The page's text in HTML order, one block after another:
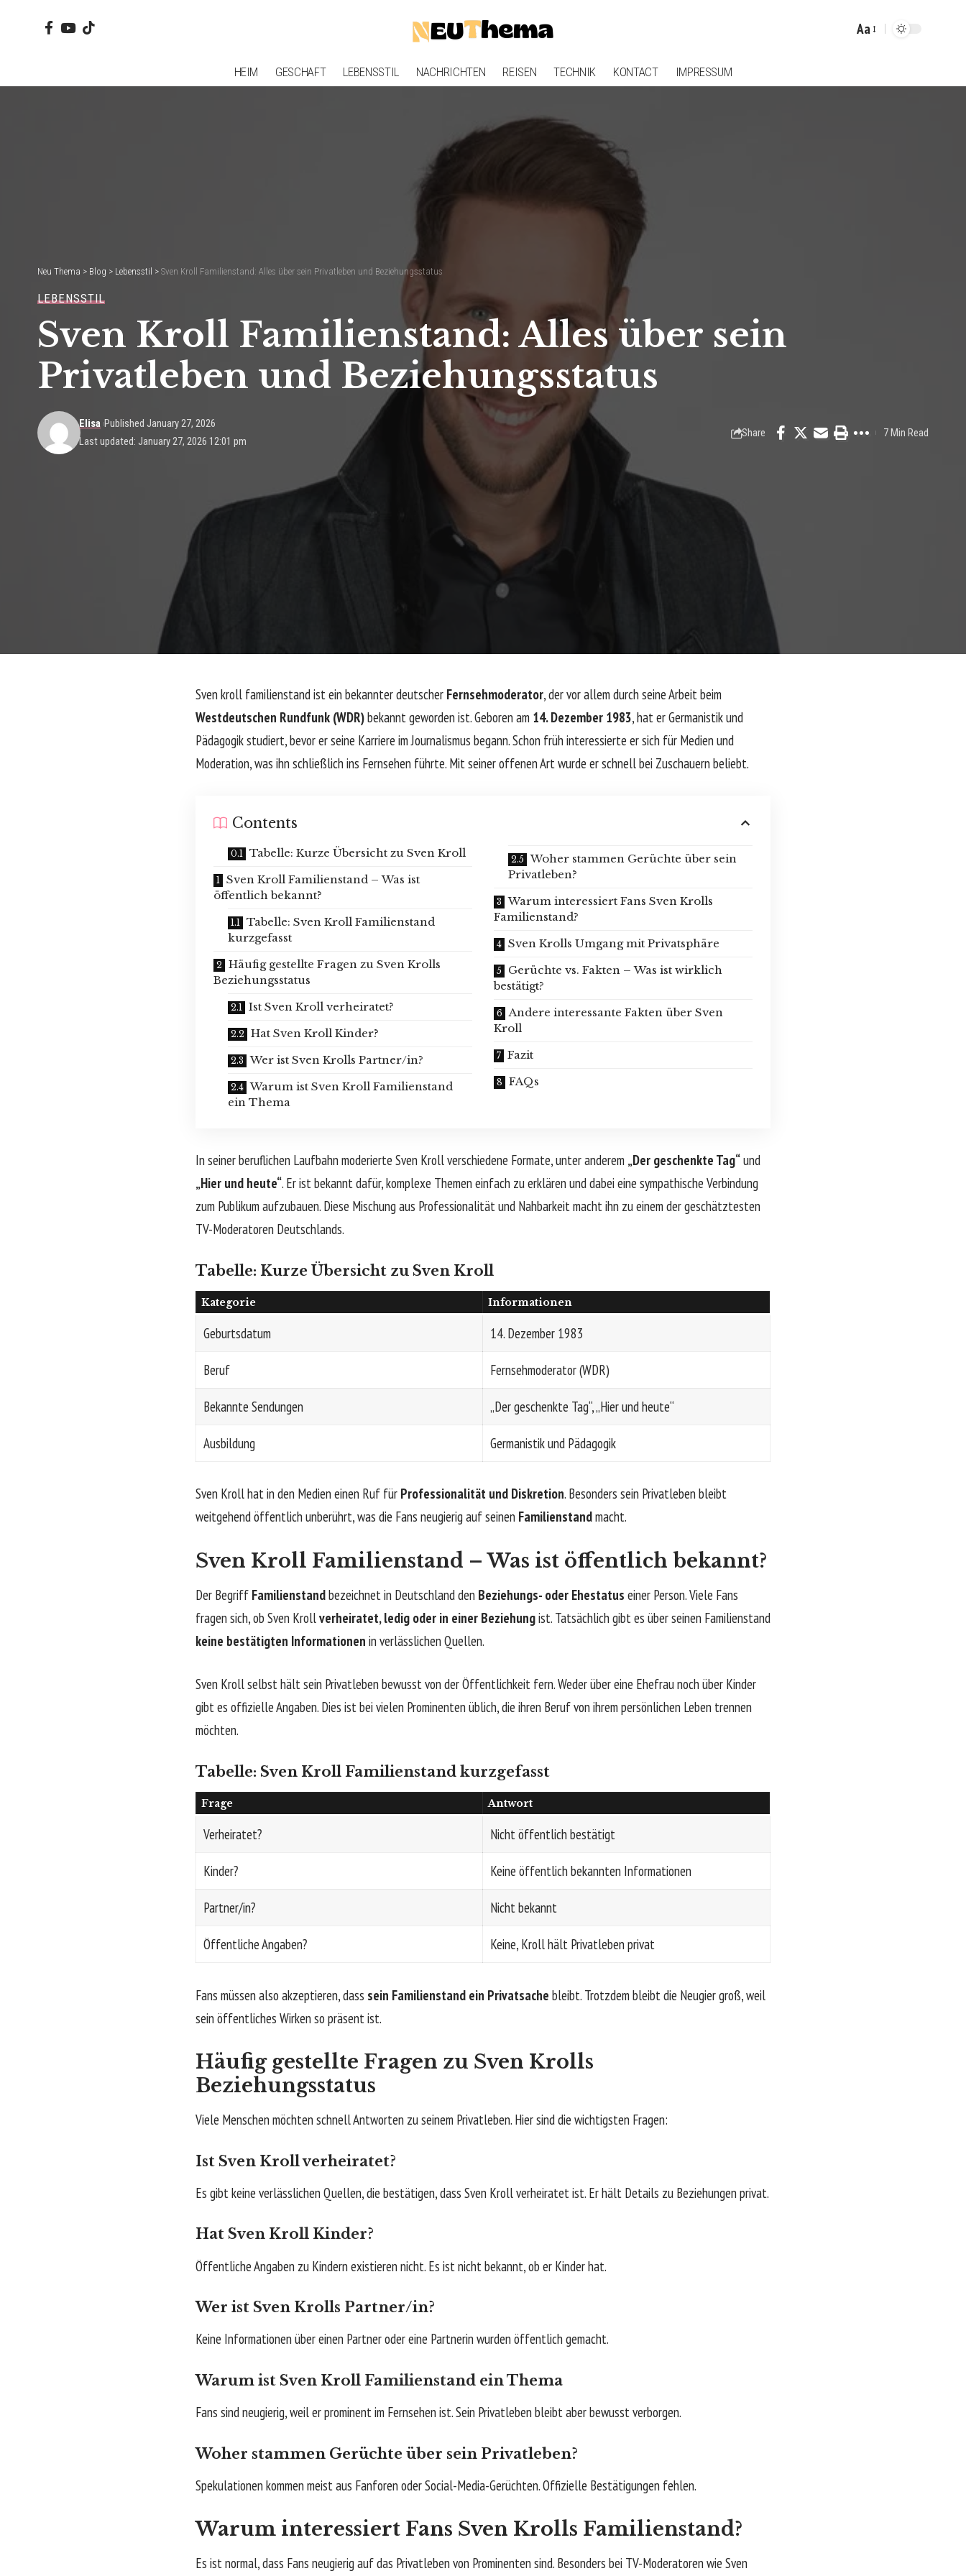
Font
Aa
HEIM GESCHAFT LEBENSSTIL NACHRICHTEN REISEN TECHNIK KONTACT IMPRESSUM
Neu Thema > Blog > Lebensstil > Sven Kroll Familienstand: Alles über sein Privatleben und Beziehungsstatus
LEBENSSTIL
Sven Kroll Familienstand: Alles über sein
Privatleben und Beziehungsstatus
Last updated: January 27, 2026 12:01 pm
Elisa Published January 27, 2026
Share 7 Min Read
Sven kroll familienstand ist ein bekannter deutscher Fernsehmoderator, der vor allem durch seine Arbeit beim
Westdeutschen Rundfunk (WDR)bekannt geworden ist. Geboren am 14. Dezember 1983, hat er Germanistik und
Pädagogik studiert, bevor er seine Karriere im Journalismus begann. Schon früh interessierte er sich für Medien und
Moderation, was ihn schließlich ins Fernsehen führte. Mit seiner offenen Art wurde er schnell bei Zuschauern beliebt.
Contents
Tabelle: Kurze Übersicht zu Sven Kroll
Sven Kroll Familienstand – Was ist
öffentlich bekannt?
Tabelle: Sven Kroll Familienstand
kurzgefasst
Häufig gestellte Fragen zu Sven Krolls
Beziehungsstatus
Ist Sven Kroll verheiratet?
Hat Sven Kroll Kinder?
Wer ist Sven Krolls Partner/in?
Warum ist Sven Kroll Familienstand
ein Thema
Woher stammen Gerüchte über sein
Privatleben?
Warum interessiert Fans Sven Krolls
Familienstand?
Sven Krolls Umgang mit Privatsphäre
Gerüchte vs. Fakten – Was ist wirklich
bestätigt?
Andere interessante Fakten über Sven
Kroll
Fazit
FAQs
In seiner beruflichen Laufbahn moderierte Sven Kroll verschiedene Formate, unter anderem „Der geschenkte Tag“und
„Hier und heute“. Er ist bekannt dafür, komplexe Themen einfach zu erklären und dabei eine sympathische Verbindung
zum Publikum aufzubauen. Diese Mischung aus Professionalität und Nahbarkeit macht ihn zu einem der geschätztesten
TV-Moderatoren Deutschlands.
Tabelle: Kurze Übersicht zu Sven Kroll
Kategorie Informationen
Geburtsdatum 14. Dezember 1983
Beruf Fernsehmoderator (WDR)
Bekannte Sendungen „Der geschenkte Tag“, „Hier und heute“
Ausbildung Germanistik und Pädagogik
Sven Kroll hat in den Medien einen Ruf für Professionalität und Diskretion. Besonders sein Privatleben bleibt
weitgehend öffentlich unberührt, was die Fans neugierig auf seinen Familienstandmacht.
Sven Kroll Familienstand – Was ist öffentlich bekannt?
Der Begriff Familienstandbezeichnet in Deutschland den Beziehungs- oder Ehestatus einer Person. Viele Fans
fragen sich, ob Sven Krollverheiratet, ledig oder in einer Beziehungist. Tatsächlich gibt es über seinen Familienstand
keine bestätigten Informationen in verlässlichen Quellen.
Sven Kroll selbst hält sein Privatleben bewusst von der Öffentlichkeit fern. Weder über eine Ehefrau noch über Kinder
gibt es offizielle Angaben. Dies ist bei vielen Prominenten üblich, die ihren Beruf von ihrem persönlichen Leben trennen
möchten.
Tabelle: Sven Kroll Familienstand kurzgefasst
Frage Antwort
Verheiratet? Nicht öffentlich bestätigt
Kinder? Keine öffentlich bekannten Informationen
Partner/in? Nicht bekannt
Öffentliche Angaben? Keine, Kroll hält Privatleben privat
Fans müssen also akzeptieren, dass sein Familienstand ein Privatsache bleibt. Trotzdem bleibt die Neugier groß, weil
sein öffentliches Wirken so präsent ist.
Häufig gestellte Fragen zu Sven Krolls
Beziehungsstatus
Viele Menschen möchten schnell Antworten zu seinem Privatleben. Hier sind die wichtigsten Fragen:
Ist Sven Kroll verheiratet?
Es gibt keine verlässlichen Quellen, die bestätigen, dass Sven Kroll verheiratet ist. Er hält Details zu Beziehungen privat.
Hat Sven Kroll Kinder?
Öffentliche Angaben zu Kindern existieren nicht. Es ist nicht bekannt, ob er Kinder hat.
Wer ist Sven Krolls Partner/in?
Keine Informationen über einen Partner oder eine Partnerin wurden öffentlich gemacht.
Warum ist Sven Kroll Familienstand ein Thema
Fans sind neugierig, weil er prominent im Fernsehen ist. Sein Privatleben bleibt aber bewusst verborgen.
Woher stammen Gerüchte über sein Privatleben?
Spekulationen kommen meist aus Fanforen oder Social-Media-Gerüchten. Offizielle Bestätigungen fehlen.
Warum interessiert Fans Sven Krolls Familienstand?
Es ist normal, dass Fans neugierig auf das Privatleben von Prominenten sind. Besonders bei TV-Moderatoren wie Sven